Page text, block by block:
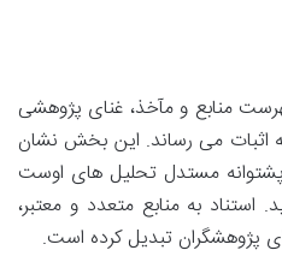
منابع و مآخذ، غنای پژوهشی
اثبات می رساند. این بخش نشان
پشتوانه مستدل تحلیل های اوست
استناد به منابع متعدد و معتبر،
پژوهشگران تبدیل کرده است.